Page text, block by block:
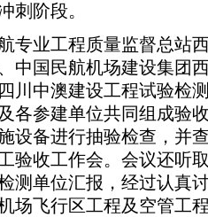
刺阶段。
业工程质量监督总站
中国民航机场建设集团
川中澳建设工程试验检
各参建单位共同组成验
设备进行抽验检查，并
验收工作会。会议还听
测单位汇报，经过认真
场飞行区工程及空管工